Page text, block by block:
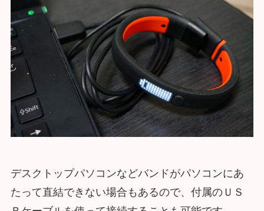
デスクトップパソコンなどバンドがパソコンにあ
たって直結できない場合もあるので、付属のＵＳ